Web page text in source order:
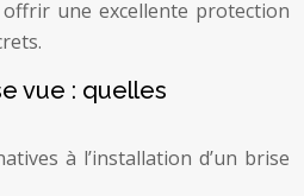
une excellente protection
vue : quelles
à l’installation d’un brise